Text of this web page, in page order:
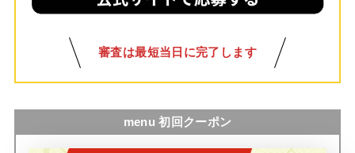
審査は最短当日に完了します
menu 初回クーポン